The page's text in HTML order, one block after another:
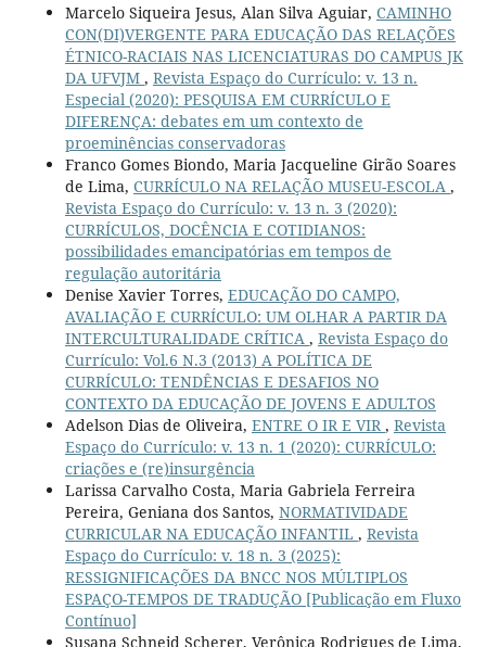
Marcelo Siqueira Jesus, Alan Silva Aguiar, CAMINHO
CON(DI)VERGENTE PARA EDUCAÇÃO DAS RELAÇÕES
ÉTNICO-RACIAIS NAS LICENCIATURAS DO CAMPUS JK
DA UFVJM , Revista Espaço do Currículo: v. 13 n.
Especial (2020): PESQUISA EM CURRÍCULO E
DIFERENÇA: debates em um contexto de
proeminências conservadoras
Franco Gomes Biondo, Maria Jacqueline Girão Soares
de Lima, CURRÍCULO NA RELAÇÃO MUSEU-ESCOLA ,
Revista Espaço do Currículo: v. 13 n. 3 (2020):
CURRÍCULOS, DOCÊNCIA E COTIDIANOS:
possibilidades emancipatórias em tempos de
regulação autoritária
Denise Xavier Torres, EDUCAÇÃO DO CAMPO,
AVALIAÇÃO E CURRÍCULO: UM OLHAR A PARTIR DA
INTERCULTURALIDADE CRÍTICA , Revista Espaço do
Currículo: Vol.6 N.3 (2013) A POLÍTICA DE
CURRÍCULO: TENDÊNCIAS E DESAFIOS NO
CONTEXTO DA EDUCAÇÃO DE JOVENS E ADULTOS
Adelson Dias de Oliveira, ENTRE O IR E VIR, Revista
Espaço do Currículo: v. 13 n. 1 (2020): CURRÍCULO:
criações e (re)insurgência
Larissa Carvalho Costa, Maria Gabriela Ferreira
Pereira, Geniana dos Santos, NORMATIVIDADE
CURRICULAR NA EDUCAÇÃO INFANTIL , Revista
Espaço do Currículo: v. 18 n. 3 (2025):
RESSIGNIFICAÇÕES DA BNCC NOS MÚLTIPLOS
ESPAÇO-TEMPOS DE TRADUÇÃO [Publicação em Fluxo
Contínuo]
Susana Schneid Scherer, Verônica Rodrigues de Lima,